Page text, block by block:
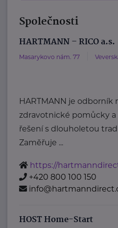
Společnosti
HARTMANN – RICO a.s.
Masarykovo nám. 77
HARTMANN je odborník
zdravotnické pomůcky
řešení s dlouholetou
Zaměřuje ...
https://
+420 800 100 150
HOST Home-Start